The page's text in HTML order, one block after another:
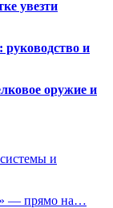
увезти
руководство и
оружие и
и
— прямо на…